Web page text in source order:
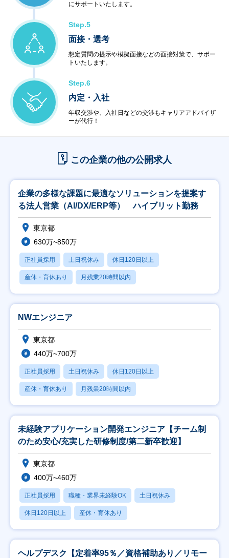
にサポートいたします。
Step.5
面接・選考
想定質問の提示や模擬面接などの面接対策で、サポー
トいたします。
Step.6
内定・入社
年収交渉や、入社日などの交渉もキャリアアドバイザ
ーが代行！
この企業の他の公開求人
企業の多様な課題に最適なソリューションを提案す
る法人営業（AI/DX/ERP等） ハイブリット勤務
東京都
630万~850万
正社員採用 土日祝休み 休日120日以上
産休・育休あり 月残業20時間以内
NWエンジニア
東京都
440万~700万
正社員採用 土日祝休み 休日120日以上
産休・育休あり 月残業20時間以内
未経験アプリケーション開発エンジニア【チーム制
のため安心/充実した研修制度/第二新卒歓迎】
東京都
400万~460万
正社員採用 職種・業界未経験OK 土日祝休み
休日120日以上 産休・育休あり
ヘルプデスク【定着率95％／資格補助あり／リモー